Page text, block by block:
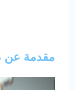
مقدمة عن